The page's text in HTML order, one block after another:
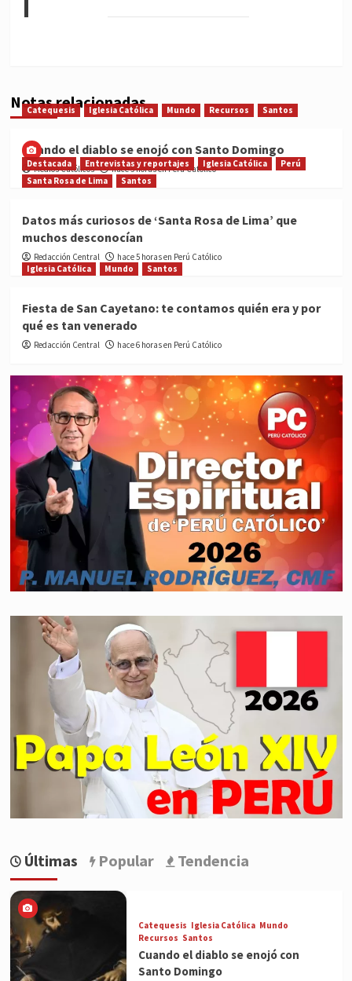
Notas relacionadas
Catequesis Iglesia Católica Mundo Recursos Santos
Cuando el diablo se enojó con Santo Domingo
Medios Católicos hace 5 horas en Perú Católico
Destacada Entrevistas y reportajes Iglesia Católica
Perú
Santa Rosa de Lima
Santos
Datos más curiosos de ‘Santa Rosa de Lima’ que
muchos desconocían
Redacción Central
hace 5 horas en Perú Católico
Iglesia Católica
Mundo Santos
Fiesta de San Cayetano: te contamos quién era y por
qué es tan venerado
Redacción Central hace 6 horas en Perú Católico
Últimas Popular Tendencia
Catequesis Iglesia Católica Mundo
Recursos Santos
Cuando el diablo se enojó con
Santo Domingo